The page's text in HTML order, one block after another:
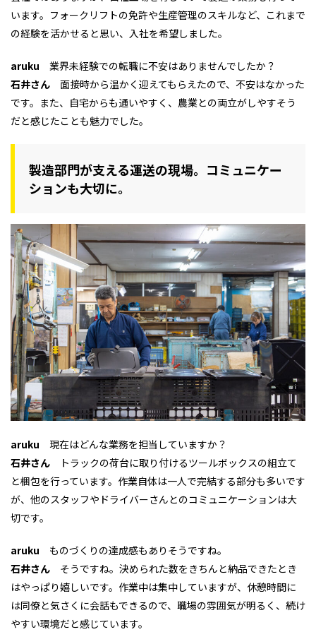
います。フォークリフトの免許や生産管理のスキルなど、これまで
の経験を活かせると思い、入社を希望しました。
aruku 業界未経験での転職に不安はありませんでしたか？
石井さん 面接時から温かく迎えてもらえたので、不安はなかった
です。また、自宅からも通いやすく、農業との両立がしやすそう
だと感じたことも魅力でした。
製造部門が支える運送の現場。コミュニケー
ションも大切に。
aruku 現在はどんな業務を担当していますか？
石井さん トラックの荷台に取り付けるツールボックスの組立て
と梱包を行っています。作業自体は一人で完結する部分も多いです
が、他のスタッフやドライバーさんとのコミュニケーションは大
切です。
aruku ものづくりの達成感もありそうですね。
石井さん そうですね。決められた数をきちんと納品できたとき
はやっぱり嬉しいです。作業中は集中していますが、休憩時間に
は同僚と気さくに会話もできるので、職場の雰囲気が明るく、続け
やすい環境だと感じています。